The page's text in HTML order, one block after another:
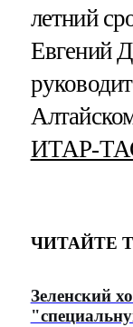
летний
Евгений
ИТАР-
ЧИТАЙТЕ
Зеленский